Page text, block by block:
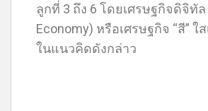
ลูกที่ 3 ถึง 6 โดยเศรษฐกิจดิจิทัล
Economy) หรือเศรษฐกิจ “สี” ใ
ในแนวคิดดังกล่าว